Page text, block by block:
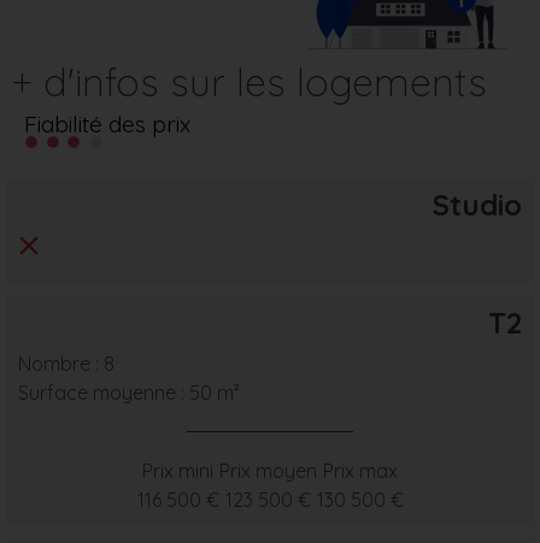
+ d'infos sur les logements
Fiabilité des prix
Studio
T2
Nombre : 8
Surface moyenne : 50 m²
Prix mini
116 500 €
Prix moyen
123 500 €
Prix max
130 500 €